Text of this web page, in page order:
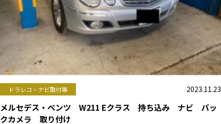
ドラレコ・ナビ取付等 2023.11.23
メルセデス・ベンツ W211 Eクラス 持ち込み ナビ バッ
クカメラ 取り付け